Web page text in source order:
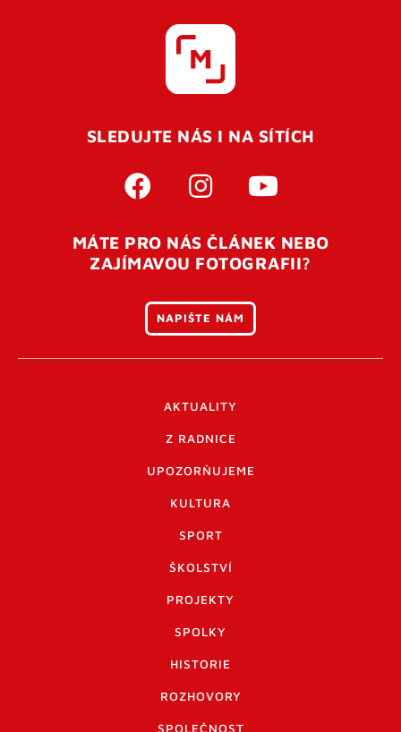
SLEDUJTE NÁS I NA SÍTÍCH
MÁTE PRO NÁS ČLÁNEK NEBO
ZAJÍMAVOU FOTOGRAFII?
NAPIŠTE NÁM
AKTUALITY
Z RADNICE
UPOZORŇUJEME
KULTURA
SPORT
ŠKOLSTVÍ
PROJEKTY
SPOLKY
HISTORIE
ROZHOVORY
SPOLEČNOST